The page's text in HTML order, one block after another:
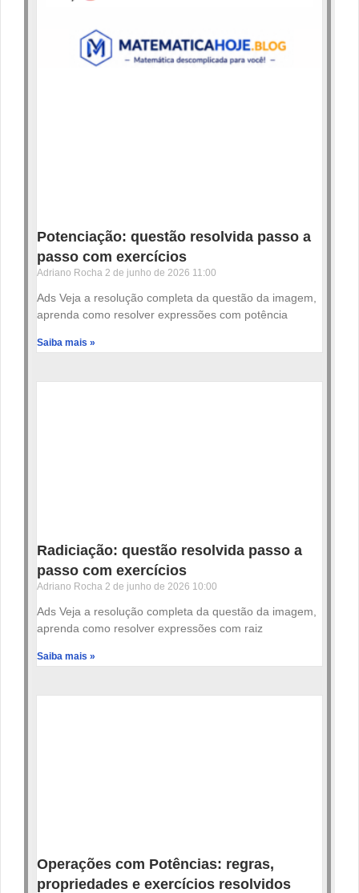
Potenciação: questão resolvida passo a
passo com exercícios
Adriano Rocha 2 de junho de 2026 11:00
Ads Veja a resolução completa da questão da imagem,
aprenda como resolver expressões com potência
Saiba mais »
Radiciação: questão resolvida passo a
passo com exercícios
Adriano Rocha 2 de junho de 2026 10:00
Ads Veja a resolução completa da questão da imagem,
aprenda como resolver expressões com raiz
Saiba mais »
Operações com Potências: regras,
propriedades e exercícios resolvidos